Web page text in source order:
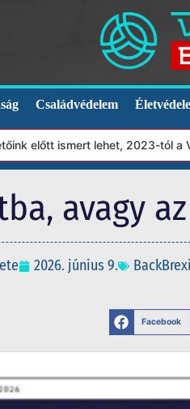
Családvédelem
lehet, 2023-tól a Védett
avagy
2026. június 9.
Facebook